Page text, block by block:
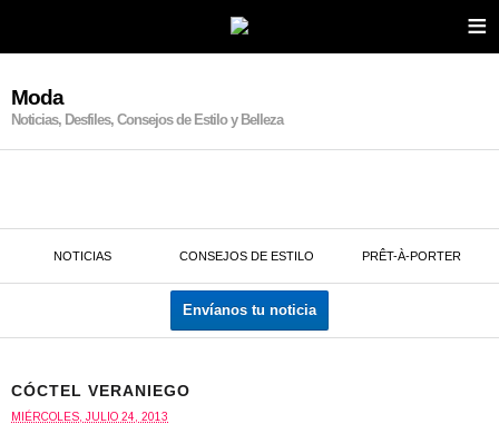
≡
Moda
Noticias, Desfiles, Consejos de Estilo y Belleza
NOTICIAS CONSEJOS DE ESTILO PRÊT-À-PORTER
Envíanos tu noticia
CÓCTEL VERANIEGO
MIÉRCOLES, JULIO 24, 2013